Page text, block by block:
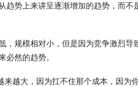
趋势上来讲呈逐渐增加的趋势，而不
，规模相对小，但是因为竞争激烈导
然的趋势。
来越大，因为扛不住那个成本，因为